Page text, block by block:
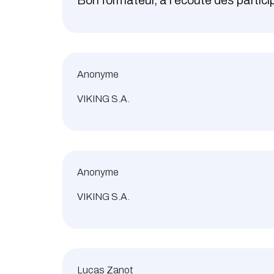
Anonyme
VIKING S.A.
Anonyme
VIKING S.A.
Lucas Zanot